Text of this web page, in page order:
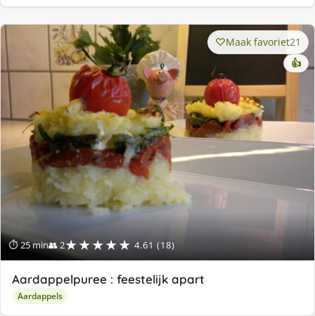
⏱ 25 min👥 2★★★★★ 4.61 (18)
Maak favoriet21
👍
Aardappelpuree : feestelijk apart
Aardappels